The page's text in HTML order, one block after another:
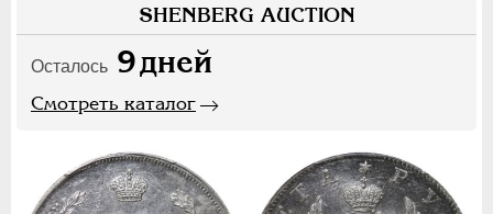
SHENBERG AUCTION
Осталось 9дней
Смотреть каталог